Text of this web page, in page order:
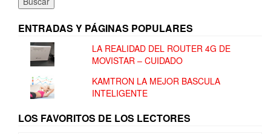
ENTRADAS Y PÁGINAS POPULARES
LA REALIDAD DEL ROUTER 4G DE
MOVISTAR – CUIDADO
KAMTRON LA MEJOR BASCULA
INTELIGENTE
LOS FAVORITOS DE LOS LECTORES